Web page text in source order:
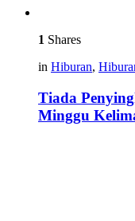
1 Shares
in Hiburan,
Tiada
Minggu